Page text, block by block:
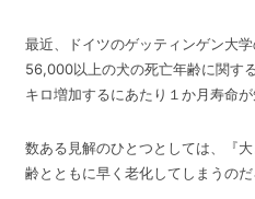
最近、ドイツのゲッティンゲン大
56,000以上の犬の死亡年齢に関す
キロ増加するにあたり１か月寿命
数ある見解のひとつとしては、『
齢とともに早く老化してしまうのだ